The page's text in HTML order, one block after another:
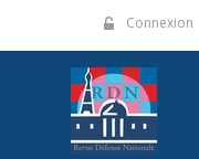
Connexion